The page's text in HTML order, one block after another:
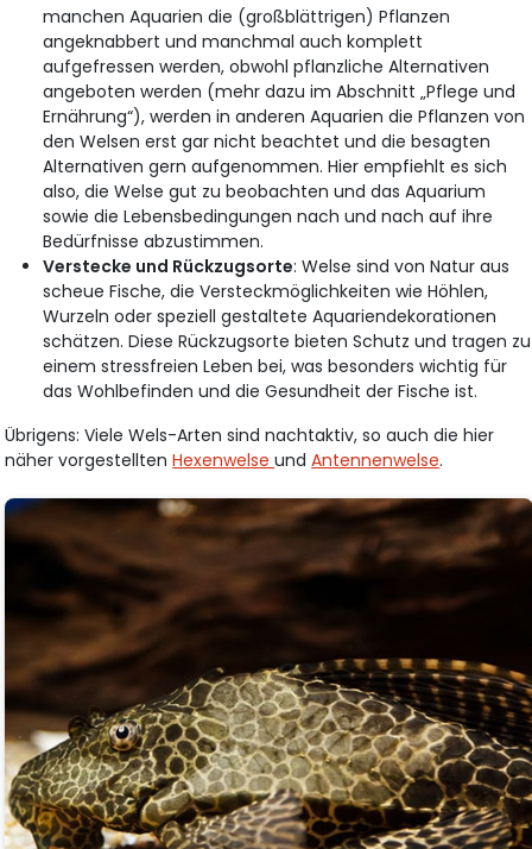
manchen Aquarien die (großblättrigen) Pflanzen
angeknabbert und manchmal auch komplett
aufgefressen werden, obwohl pflanzliche Alternativen
angeboten werden (mehr dazu im Abschnitt „Pflege und
Ernährung“), werden in anderen Aquarien die Pflanzen von
den Welsen erst gar nicht beachtet und die besagten
Alternativen gern aufgenommen. Hier empfiehlt es sich
also, die Welse gut zu beobachten und das Aquarium
sowie die Lebensbedingungen nach und nach auf ihre
Bedürfnisse abzustimmen.
Verstecke und Rückzugsorte: Welse sind von Natur aus
scheue Fische, die Versteckmöglichkeiten wie Höhlen,
Wurzeln oder speziell gestaltete Aquariendekorationen
schätzen. Diese Rückzugsorte bieten Schutz und tragen zu
einem stressfreien Leben bei, was besonders wichtig für
das Wohlbefinden und die Gesundheit der Fische ist.
Übrigens: Viele Wels-Arten sind nachtaktiv, so auch die hier
näher vorgestelltenHexenwelseundAntennenwelse.